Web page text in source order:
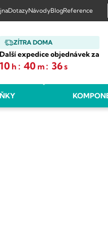
DotazyNávodyBlogReference
ZÍTRA DOMA
Další expedice objednávek za
10 h : 40 m : 35s